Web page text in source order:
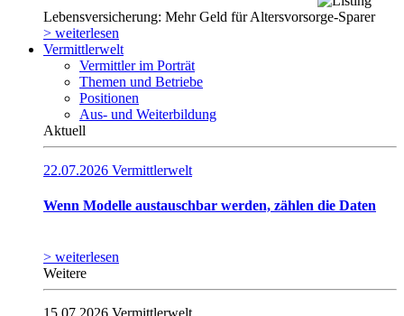
Lebensversicherung: Mehr Geld für Altersvorsorge-Sparer
> weiterlesen
Vermittlerwelt
Vermittler im Porträt
Themen und Betriebe
Positionen
Aus- und Weiterbildung
Aktuell
22.07.2026 Vermittlerwelt
Wenn Modelle austauschbar werden, zählen die Daten
> weiterlesen
Weitere